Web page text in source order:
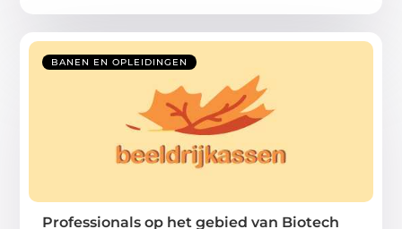
BANEN EN OPLEIDINGEN
Professionals op het gebied van Biotech